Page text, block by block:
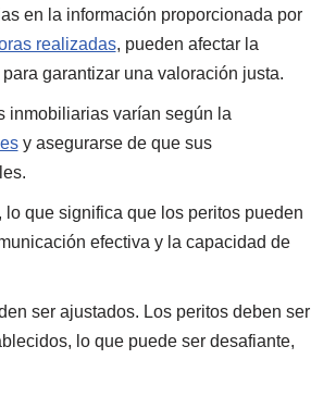
en la información proporcionada por
realizadas, pueden afectar la
garantizar una valoración justa.
inmobiliarias varían según la
y asegurarse de que sus
que significa que los peritos pueden
efectiva y la capacidad de
ser ajustados. Los peritos deben ser
lo que puede ser desafiante,